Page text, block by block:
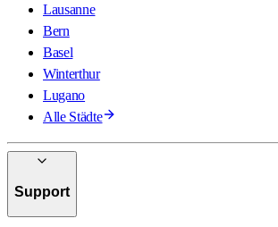
Lausanne
Bern
Basel
Winterthur
Lugano
Alle Städte
Support